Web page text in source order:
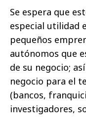
Se espera que
especial utilidad
pequeños
autónomos que
de su negocio;
negocio para el
(bancos,
investigadores,